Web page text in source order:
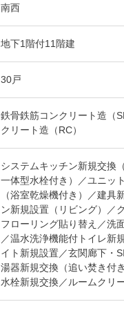
南西
地下1階付11階建
30戸
鉄骨鉄筋コンクリート造（
クリート造（RC）
システムキッチン新規交換
一体型水栓付き）／ユニッ
（浴室乾燥機付き）／建具
ン新規設置（リビング）／
フローリング貼り替え／洗
／温水洗浄機能付トイレ新
イト新規設置／玄関廊下・
湯器新規交換（追い焚き付
水栓新規交換／ルームクリ